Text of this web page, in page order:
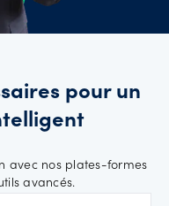
pour un
avec nos plates-formes
avancés.